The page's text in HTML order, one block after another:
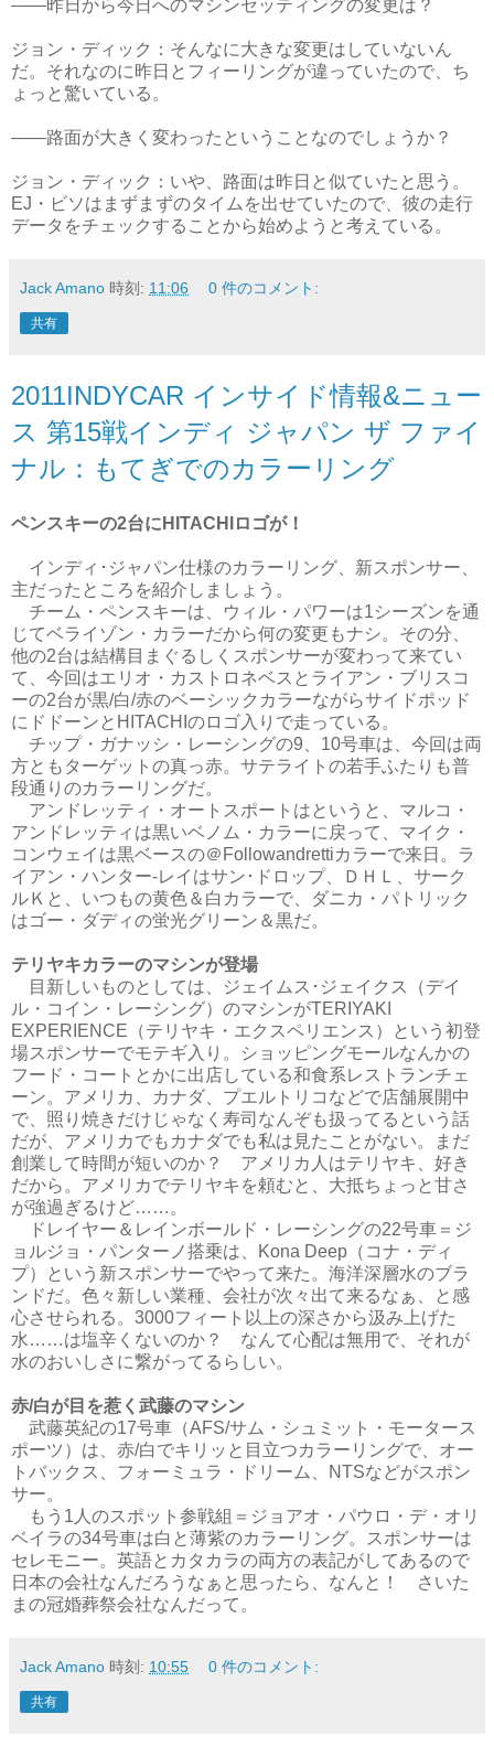
――昨日から今日へのマシンセッティングの変更は？
ジョン・ディック：そんなに大きな変更はしていないん
だ。それなのに昨日とフィーリングが違っていたので、ち
ょっと驚いている。
――路面が大きく変わったということなのでしょうか？
ジョン・ディック：いや、路面は昨日と似ていたと思う。
EJ・ビソはまずまずのタイムを出せていたので、彼の走行
データをチェックすることから始めようと考えている。
Jack Amano 時刻: 11:06 0 件のコメント:
共有
2011INDYCAR インサイド情報&ニュー
ス 第15戦インディ ジャパン ザ ファイ
ナル：もてぎでのカラーリング
ペンスキーの2台にHITACHIロゴが！
インディ･ジャパン仕様のカラーリング、新スポンサー、
主だったところを紹介しましょう。
チーム・ペンスキーは、ウィル・パワーは1シーズンを通
じてベライゾン・カラーだから何の変更もナシ。その分、
他の2台は結構目まぐるしくスポンサーが変わって来てい
て、今回はエリオ・カストロネベスとライアン・ブリスコ
ーの2台が黒/白/赤のベーシックカラーながらサイドポッド
にドドーンとHITACHIのロゴ入りで走っている。
チップ・ガナッシ・レーシングの9、10号車は、今回は両
方ともターゲットの真っ赤。サテライトの若手ふたりも普
段通りのカラーリングだ。
アンドレッティ・オートスポートはというと、マルコ・
アンドレッティは黒いベノム・カラーに戻って、マイク・
コンウェイは黒ベースの＠Followandrettiカラーで来日。ラ
イアン・ハンター-レイはサン･ドロップ、ＤＨＬ、サーク
ルＫと、いつもの黄色＆白カラーで、ダニカ・パトリック
はゴー・ダディの蛍光グリーン＆黒だ。
テリヤキカラーのマシンが登場
目新しいものとしては、ジェイムス･ジェイクス（デイ
ル・コイン・レーシング）のマシンがTERIYAKI
EXPERIENCE（テリヤキ・エクスペリエンス）という初登
場スポンサーでモテギ入り。ショッピングモールなんかの
フード・コートとかに出店している和食系レストランチェ
ーン。アメリカ、カナダ、プエルトリコなどで店舗展開中
で、照り焼きだけじゃなく寿司なんぞも扱ってるという話
だが、アメリカでもカナダでも私は見たことがない。まだ
創業して時間が短いのか？ アメリカ人はテリヤキ、好き
だから。アメリカでテリヤキを頼むと、大抵ちょっと甘さ
が強過ぎるけど……。
ドレイヤー＆レインボールド・レーシングの22号車＝ジ
ョルジョ・パンターノ搭乗は、Kona Deep（コナ・ディ
プ）という新スポンサーでやって来た。海洋深層水のブラ
ンドだ。色々新しい業種、会社が次々出て来るなぁ、と感
心させられる。3000フィート以上の深さから汲み上げた
水……は塩辛くないのか？ なんて心配は無用で、それが
水のおいしさに繋がってるらしい。
赤/白が目を惹く武藤のマシン
武藤英紀の17号車（AFS/サム・シュミット・モータース
ポーツ）は、赤/白でキリッと目立つカラーリングで、オー
トバックス、フォーミュラ・ドリーム、NTSなどがスポン
サー。
もう1人のスポット参戦組＝ジョアオ・パウロ・デ・オリ
ベイラの34号車は白と薄紫のカラーリング。スポンサーは
セレモニー。英語とカタカラの両方の表記がしてあるので
日本の会社なんだろうなぁと思ったら、なんと！ さいた
まの冠婚葬祭会社なんだって。
Jack Amano 時刻: 10:55 0 件のコメント:
共有